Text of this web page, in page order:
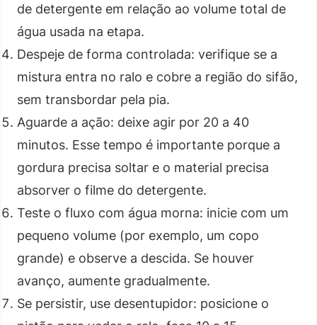
de detergente em relação ao volume total de
água usada na etapa.
Despeje de forma controlada: verifique se a
mistura entra no ralo e cobre a região do sifão,
sem transbordar pela pia.
Aguarde a ação: deixe agir por 20 a 40
minutos. Esse tempo é importante porque a
gordura precisa soltar e o material precisa
absorver o filme do detergente.
Teste o fluxo com água morna: inicie com um
pequeno volume (por exemplo, um copo
grande) e observe a descida. Se houver
avanço, aumente gradualmente.
Se persistir, use desentupidor: posicione o